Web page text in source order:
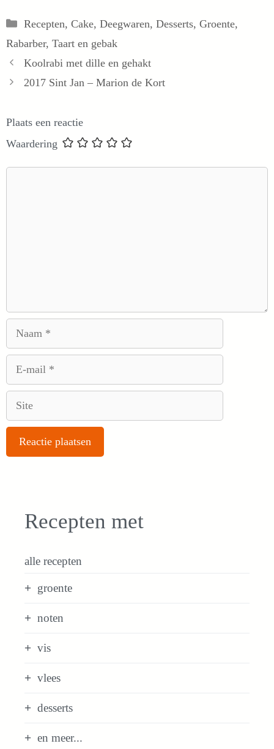
Categorieën
Recepten, Cake, Deegwaren, Desserts, Groente,
Rabarber, Taart en gebak
Koolrabi met dille en gehakt
2017 Sint Jan – Marion de Kort
Plaats een reactie
Waardering
Recepten met
alle recepten
groente
noten
vis
vlees
desserts
en meer...